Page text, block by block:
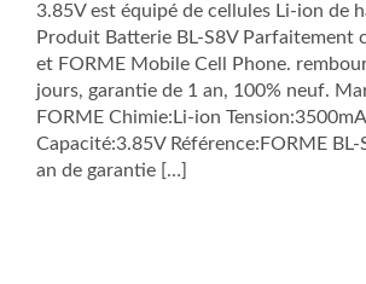
3.85V est équipé de cellules Li-ion de
Produit Batterie BL-S8V Parfaitement
et FORME Mobile Cell Phone.
jours, garantie de 1 an, 100% neuf.
FORME Chimie:Li-ion
Capacité:3.85V Référence:FORME BL-
an de garantie […]